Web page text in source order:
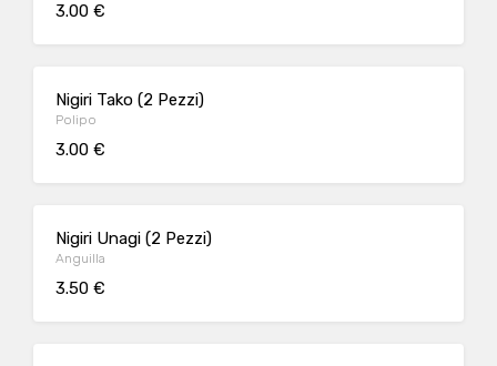
3.00 €
Nigiri Tako (2 Pezzi)
Polipo
3.00 €
Nigiri Unagi (2 Pezzi)
Anguilla
3.50 €